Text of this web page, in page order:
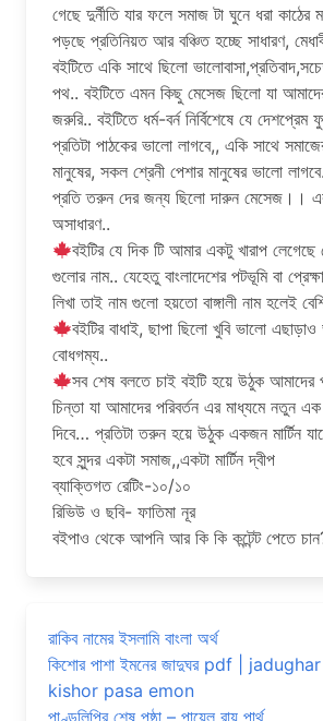
গেছে দুর্নীতি যার ফলে সমাজ টা ঘুনে ধরা কাঠের
পড়ছে প্রতিনিয়ত আর বঞ্চিত হচ্ছে সাধারণ,
বইটিতে একি সাথে ছিলো
পথ.. বইটিতে এমন কিছু মেসেজ ছিলো যা
জরুরি.. বইটিতে ধর্ম-বর্ন নির্বিশেষে যে দেশপ্রেম
প্রতিটা পাঠকের ভালো লাগবে,, একি সাথে
মানুষের, সকল শ্রেনী পেশার মানুষের ভালো
প্রতি তরুন দের জন্য ছিলো দারুন মেসেজ।।
অসাধারণ..
বইটির যে দিক টি আমার একটু খারাপ লেগেছে
গুলোর নাম.. যেহেতু বাংলাদেশের পটভূমি বা
লিখা তাই নাম গুলো হয়তো বাঙ্গালী নাম হলেই
বইটির বাধাই, ছাপা ছিলো খুবি ভালো
বোধগম্য..
সব শেষ বলতে চাই বইটি হয়ে উঠুক আমাদের
চিন্তা যা আমাদের পরিবর্তন এর মাধ্যমে নতুন এক
দিবে… প্রতিটা তরুন হয়ে উঠুক একজন মার্টিন
হবে সুন্দর একটা সমাজ,,একটা মার্টিন দ্বীপ
ব্যাক্তিগত রেটিং-১০/১০
রিভিউ ও ছবি- ফাতিমা নূর
বইপাও থেকে আপনি আর কি কি কন্টেন্ট পেতে
রাকিব নামের ইসলামি বাংলা অর্থ
কিশোর পাশা ইমনের জাদুঘর pdf |
kishor pasa emon
পাণ্ডুলিপির শেষ পৃষ্ঠা – পায়েল রায় পার্থ